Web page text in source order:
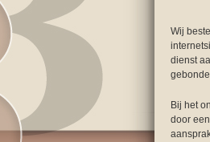
Wij
dienst
Bij het
door